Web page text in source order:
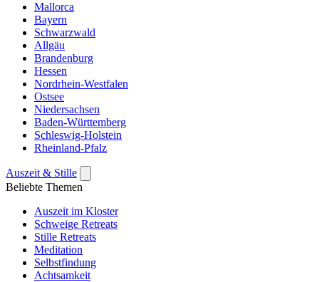
Mallorca
Bayern
Schwarzwald
Allgäu
Brandenburg
Hessen
Nordrhein-Westfalen
Ostsee
Niedersachsen
Baden-Württemberg
Schleswig-Holstein
Rheinland-Pfalz
Auszeit & Stille
Beliebte Themen
Auszeit im Kloster
Schweige Retreats
Stille Retreats
Meditation
Selbstfindung
Achtsamkeit